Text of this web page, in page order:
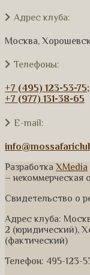
Адрес клуба:
Москва,
Телефоны:
+7 (495) 123-53-75;
+7 (977) 131-38-65
E-mail:
Разработка XMedia
– некоммерческая
Свидетельство о
Адрес клуба:
2 (юридический),
(фактический)
Телефон: 495-123-